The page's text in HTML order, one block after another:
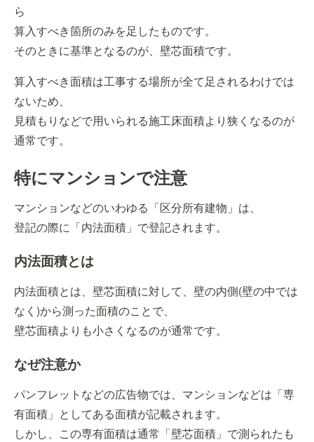
ら
算入すべき箇所のみを足したものです。
そのときに基準となるのが、壁芯面積です。
算入すべき面積は工事する場所が全て足されるわけでは
ないため、
見積もりなどで用いられる施工床面積より狭くなるのが
通常です。
特にマンションで注意
マンションなどのいわゆる「区分所有建物」は、
登記の際に「内法面積」で登記されます。
内法面積とは
内法面積とは、壁芯面積に対して、壁の内側(壁の中では
なく)から測った面積のことで、
壁芯面積よりも小さくなるのが通常です。
なぜ注意か
パンフレットなどの広告物では、マンションなどは「専
有面積」としてある面積が記載されます。
しかし、この専有面積は通常「壁芯面積」で測られたも